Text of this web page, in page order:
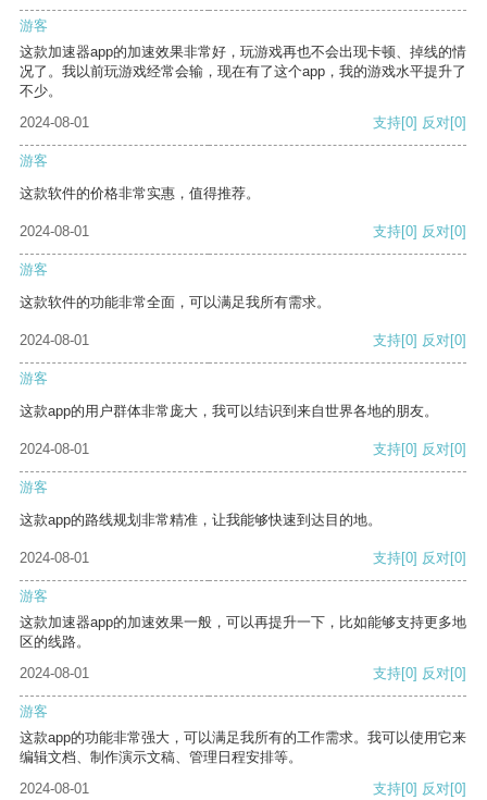
游客
这款加速器app的加速效果非常好，玩游戏再也不会出现卡顿、掉线的情
况了。我以前玩游戏经常会输，现在有了这个app，我的游戏水平提升了
不少。
2024-08-01
支持[0] 反对[0]
游客
这款软件的价格非常实惠，值得推荐。
2024-08-01 支持[0] 反对[0]
游客
这款软件的功能非常全面，可以满足我所有需求。
2024-08-01 支持[0] 反对[0]
游客
这款app的用户群体非常庞大，我可以结识到来自世界各地的朋友。
2024-08-01 支持[0] 反对[0]
游客
这款app的路线规划非常精准，让我能够快速到达目的地。
2024-08-01 支持[0] 反对[0]
游客
这款加速器app的加速效果一般，可以再提升一下，比如能够支持更多地
区的线路。
2024-08-01
支持[0] 反对[0]
游客
这款app的功能非常强大，可以满足我所有的工作需求。我可以使用它来
编辑文档、制作演示文稿、管理日程安排等。
2024-08-01
支持[0] 反对[0]